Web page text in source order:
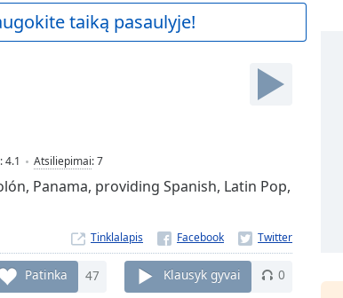
taiką pasaulyje!
4.1 Atsiliepimai:7
Panama, providing Spanish, Latin Pop,
Tinklalapis
Patinka 47 Klausyk gyvai 0